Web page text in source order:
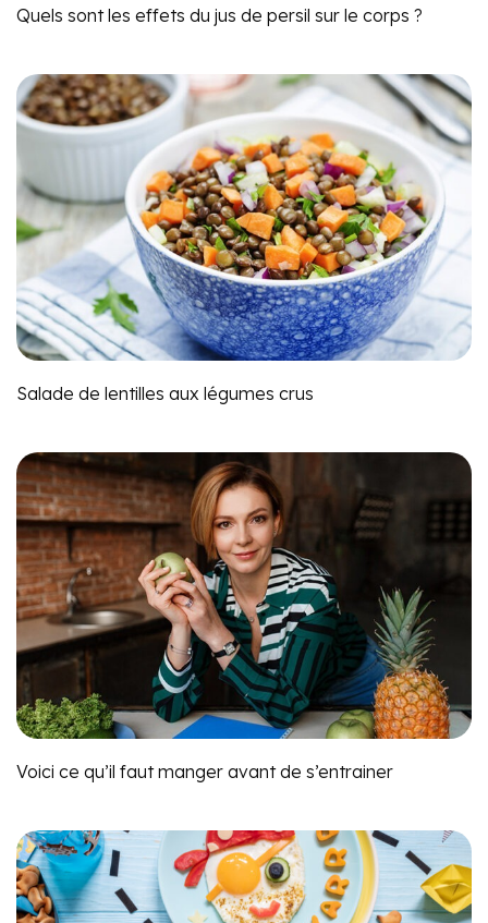
Quels sont les effets du jus de persil sur le corps ?
Salade de lentilles aux légumes crus
Voici ce qu’il faut manger avant de s’entrainer